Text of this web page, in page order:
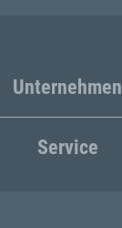
Unternehmen
Service